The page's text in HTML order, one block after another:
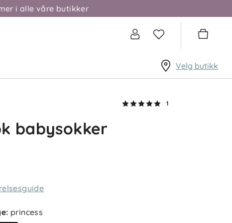
i alle våre butikker
Velg butikk
1
babysokker
: princess